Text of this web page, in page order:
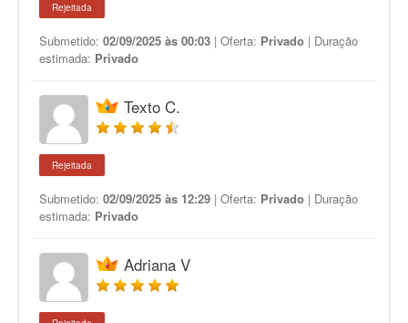
Rejeitada
Submetido: 02/09/2025 às 00:03 | Oferta: Privado | Duração
estimada: Privado
Texto C.
Rejeitada
Submetido: 02/09/2025 às 12:29 | Oferta: Privado | Duração
estimada: Privado
Adriana V